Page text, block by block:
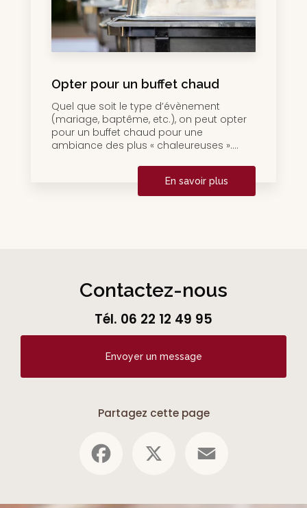
Opter pour un buffet chaud
Quel que soit le type d’évènement
(mariage, baptême, etc.), on peut opter
pour un buffet chaud pour une
ambiance des plus « chaleureuses »....
En savoir plus
Contactez-nous
Tél. 06 22 12 49 95
Envoyer un message
Partagez cette page